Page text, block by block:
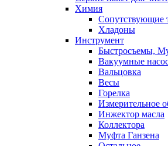
Химия
Сопутствующие
Хладоны
Инструмент
Быстросъемы,
Вакуумные
Вальцовка
Весы
Горелка
Измерительное
Инжектор масла
Коллектора
Муфта Ганзена